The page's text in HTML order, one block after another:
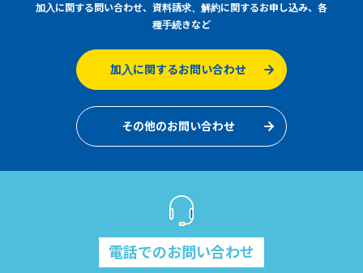
加入に関する問い合わせ、資料請求、解約に関するお申し込み、各
種手続きなど
加入に関するお問い合わせ
その他のお問い合わせ
電話でのお問い合わせ